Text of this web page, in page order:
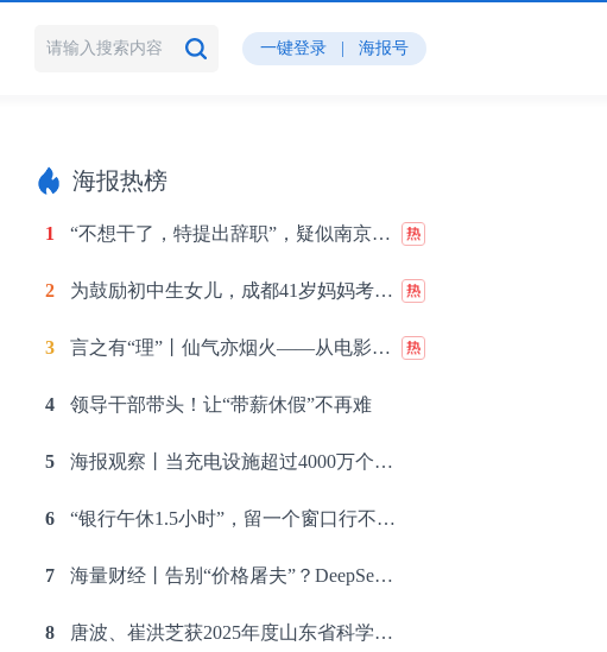
一键登录 海报号
海报热榜
1 “不想干了，特提出辞职”，疑似南京大学数学学院院长辞职信流出
2 为鼓励初中生女儿，成都41岁妈妈考上985研究生
3 言之有“理”丨仙气亦烟火——从电影《八仙！》看传统文化何以“燃”在当下？
4 领导干部带头！让“带薪休假”不再难
5 海报观察丨当充电设施超过4000万个，如何承载上亿辆电动汽车出行？
6 “银行午休1.5小时”，留一个窗口行不行？
7 海量财经丨告别“价格屠夫”？DeepSeek拟大幅涨价背后：大模型API正从“烧钱换规模”走向“算账”
8 唐波、崔洪芝获2025年度山东省科学技术最高奖